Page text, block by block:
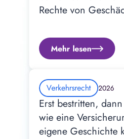
Rechte von
Mehr lesen
Verkehrsrecht 2026
Erst bestritten,
wie eine
eigene Geschichte